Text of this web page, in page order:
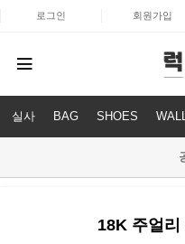
로그인 회원가입
실사 BAG SHOES
18K 주얼